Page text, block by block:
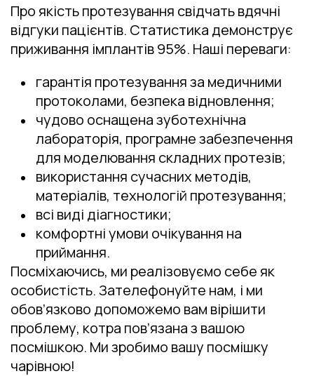
Про якість протезування свідчать вдячні
відгуки пацієнтів. Статистика демонструє
приживання імплантів 95%. Наші переваги:
гарантія протезування за медичними
протоколами, безпека відновлення;
чудово оснащена зуботехнічна
лабораторія, програмне забезпечення
для моделювання складних протезів;
використання сучасних методів,
матеріалів, технологій протезування;
всі виді діагностики;
комфортні умови очікування на
приймання.
Посміхаючись, ми реалізовуємо себе як
особистість.Зателефонуйте нам, і ми
обов’язково допоможемо вам вірішити
проблему, котра пов’язана з вашою
посмішкою. Ми зробимо вашу посмішку
чарівною!